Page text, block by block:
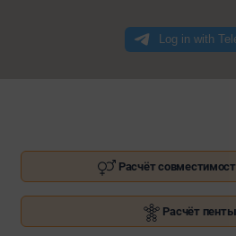
Расчёт
Расчёт